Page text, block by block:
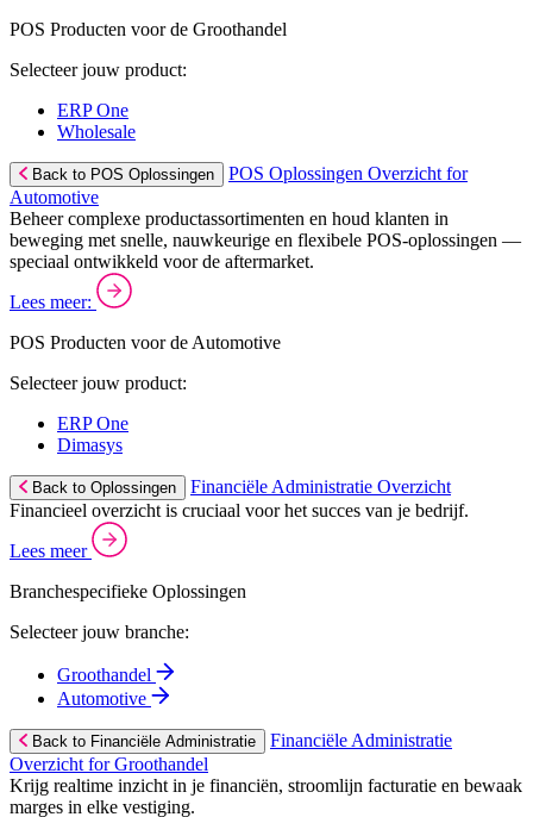
POS Producten voor de Groothandel
Selecteer jouw product:
ERP One
Wholesale
Back to POS Oplossingen
POS Oplossingen Overzicht for
Automotive
Beheer complexe productassortimenten en houd klanten in
beweging met snelle, nauwkeurige en flexibele POS-oplossingen —
speciaal ontwikkeld voor de aftermarket.
Lees meer:
POS Producten voor de Automotive
Selecteer jouw product:
ERP One
Dimasys
Back to Oplossingen
Financiële Administratie Overzicht
Financieel overzicht is cruciaal voor het succes van je bedrijf.
Lees meer
Branchespecifieke Oplossingen
Selecteer jouw branche:
Groothandel
Automotive
Back to Financiële Administratie
Financiële Administratie
Overzicht for Groothandel
Krijg realtime inzicht in je financiën, stroomlijn facturatie en bewaak
marges in elke vestiging.